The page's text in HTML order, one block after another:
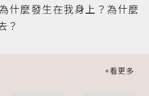
什麼發生在我身上？為什麼
？